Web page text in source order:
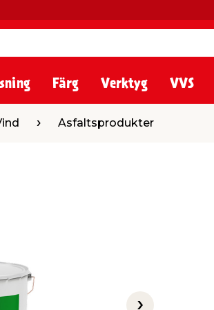
Färg Verktyg VVS
Asfaltsprodukter